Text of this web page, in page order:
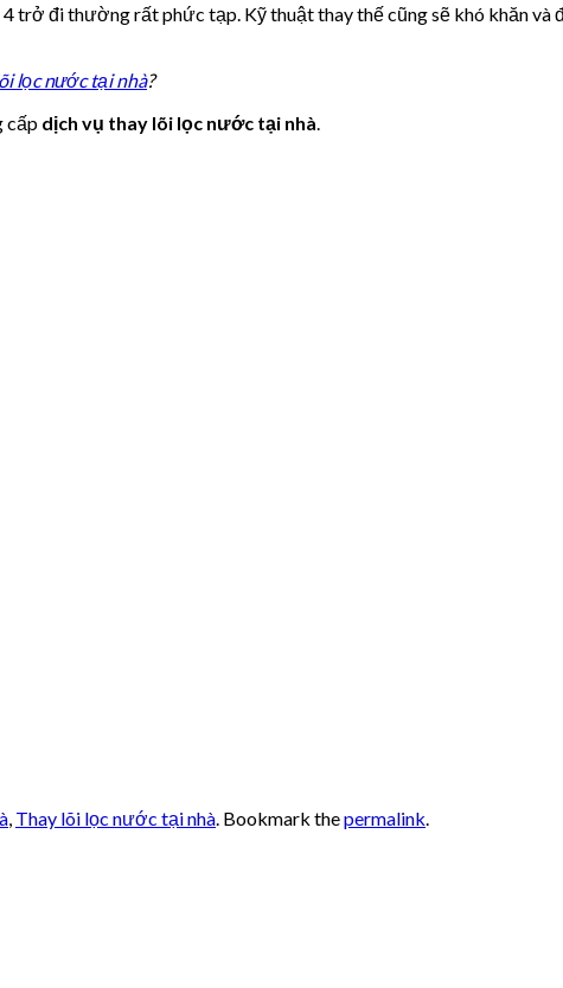
trở đi thường rất phức tạp. Kỹ thuật thay thế cũng sẽ khó khăn
lọc nước tại nhà?
cấp dịch vụ thay lõi lọc nước tại nhà.
, Thay lõi lọc nước tại nhà. Bookmark thepermalink.